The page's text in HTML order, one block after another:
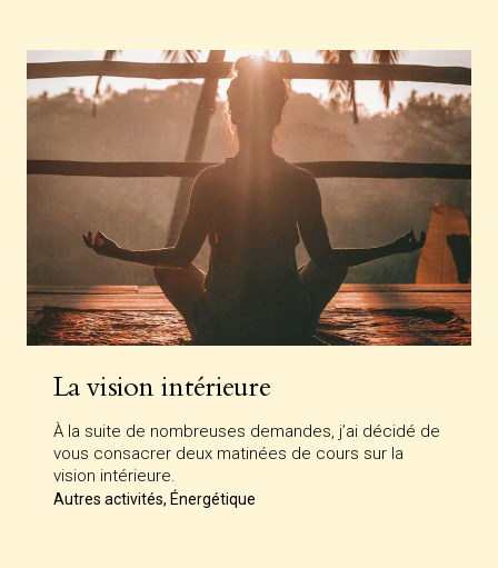
La vision intérieure
À la suite de nombreuses demandes, j’ai décidé de
vous consacrer deux matinées de cours sur la
vision intérieure.
Autres activités, Énergétique